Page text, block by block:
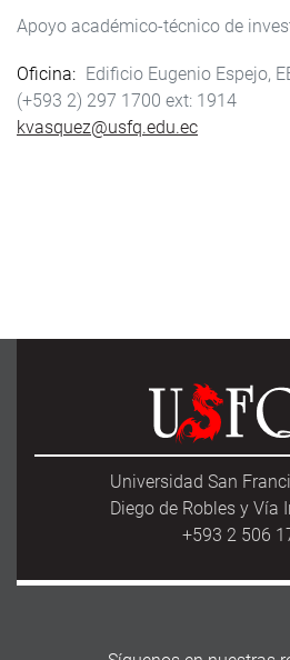
Apoyo académico-técnico de
Oficina
Edificio Eugenio Espejo,
(+593 2) 297 1700
1914
kvasquez@usfq.edu.ec
Universidad San
Diego de Robles y Vía
+593 2 506